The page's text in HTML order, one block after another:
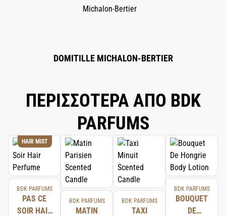
DOMITILLE MICHALON-BERTIER
ΠΕΡΙΣΣΟΤΕΡΑ ΑΠΟ BDK
PARFUMS
HAIR MIST
BDK PARFUMS
PAS CE
SOIR HAIR
BDK PARFUMS
MATIN
BDK PARFUMS
TAXI
BDK PARFUMS
BOUQUET
DE